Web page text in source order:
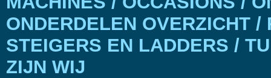
ONDERDELEN OVERZICHT
STEIGERS EN LADDERS /
ZIJN WIJ